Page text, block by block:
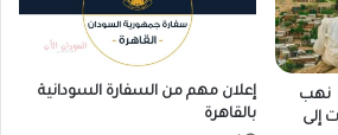
نهب
إلى
إعلان مهم من السفارة السودانية
بالقاهرة